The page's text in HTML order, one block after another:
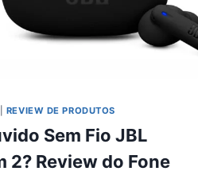
REVIEW DE PRODUTOS
Sem Fio JBL
2? Review do Fone